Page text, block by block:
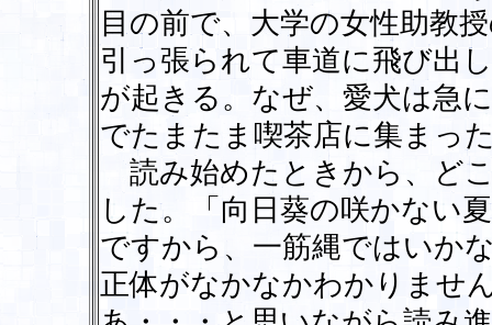
目の前で、大学の女性助教
引っ張られて車道に飛び出
が起きる。なぜ、愛犬は急
でたまたま喫茶店に集まっ
読み始めたときから、ど
した。「向日葵の咲かない
ですから、一筋縄ではいか
正体がなかなかわかりませ